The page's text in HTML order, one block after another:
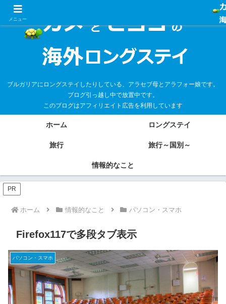
ブルガリアにロングステイしたりしている、アラセブ母とアラフォー娘です。
ブログ引っ越し中で放置中です。
このブログはアフィリエイト広告を利用しています
ホーム ロングステイ
旅行 旅行～国別～
情報的なこと
PR
ホーム 情報的なこと パソコン・スマホ
Firefox117で多段タブ表示
パソコン・スマホ
メニュー